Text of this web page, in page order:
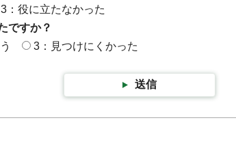
3：役に立たなかった
ですか？
3：見つけにくかった
送信